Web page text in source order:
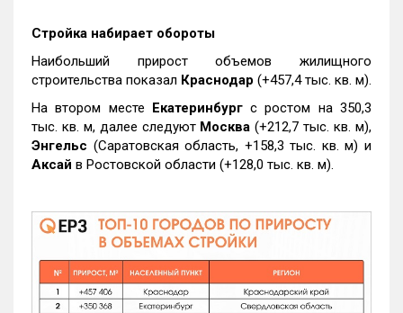
Стройка набирает обороты
Наибольший прирост объемов жилищного
строительства показал Краснодар (+457,4 тыс. кв. м).
На втором месте Екатеринбургс ростом на 350,3
тыс. кв. м, далее следуют Москва (+212,7 тыс. кв. м),
Энгельс (Саратовская область, +158,3 тыс. кв. м) и
Аксай в Ростовской области (+128,0 тыс. кв. м).